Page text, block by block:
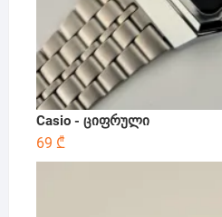
Casio - ციფრული
69 ₾